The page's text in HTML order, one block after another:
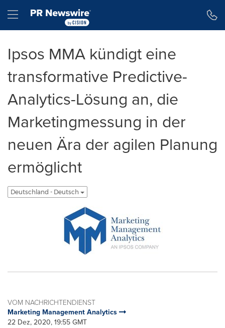
Hamburger menu
Ipsos MMA kündigt eine
transformative Predictive-
Analytics-Lösung an, die
Marketingmessung in der
neuen Ära der agilen Planung
ermöglicht
Deutschland - Deutsch
VOM NACHRICHTENDIENST
Marketing Management Analytics
22 Dez, 2020, 19:55 GMT